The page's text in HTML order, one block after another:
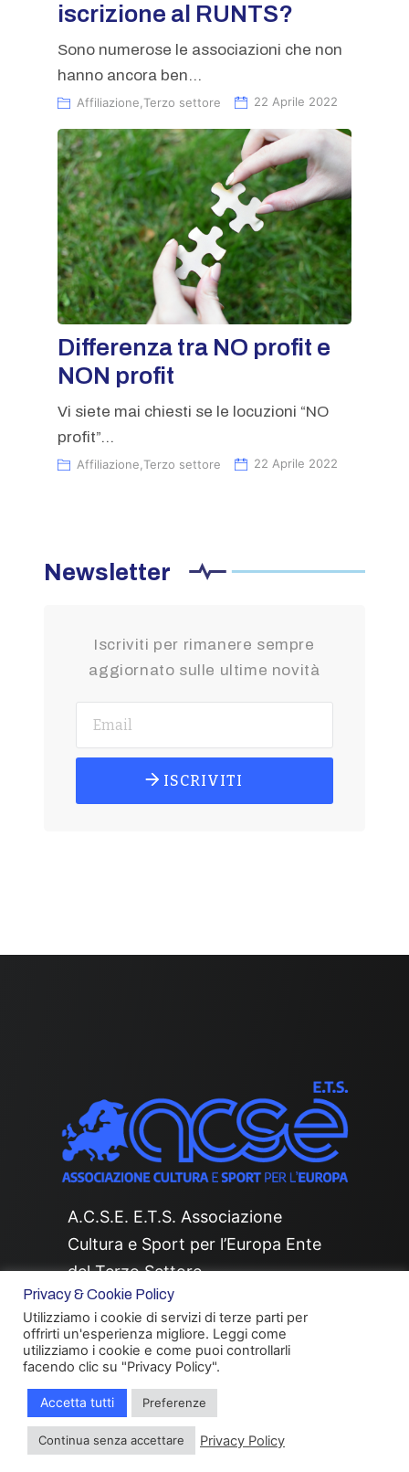
iscrizione al RUNTS?
Sono numerose le associazioni che non
hanno ancora ben...
Affiliazione Terzo settore 22 Aprile 2022
Differenza tra NO profit e
NON profit
Vi siete mai chiesti se le locuzioni “NO
profit”...
Affiliazione Terzo settore 22 Aprile 2022
Newsletter
Iscriviti per rimanere sempre
aggiornato sulle ultime novità
ISCRIVITI
A.C.S.E. E.T.S. Associazione
Cultura e Sport per l’Europa Ente
del Terzo Settore
Sede Nazionale
Via della Stazione San Pietro, 65
00165, Roma
C.F.: 16462581006
Privacy & Cookie Policy
Utilizziamo i cookie di servizi di terze parti per
offrirti un'esperienza migliore. Leggi come
utilizziamo i cookie e come puoi controllarli
facendo clic su "Privacy Policy".
Accetta tutti Preferenze
Continua senza accettare Privacy Policy
Hai bisogno di informazioni?